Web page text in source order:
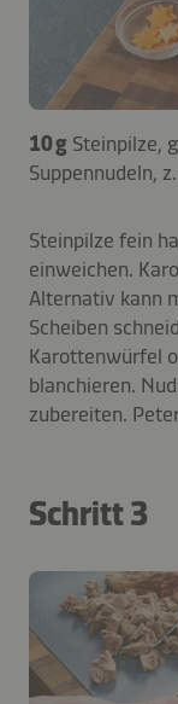
10 g Steinpilze,
Suppennudeln,
Steinpilze fein
einweichen.
Alternativ kann
Scheiben
Karottenwürfel
blanchieren.
zubereiten.
Schritt 3